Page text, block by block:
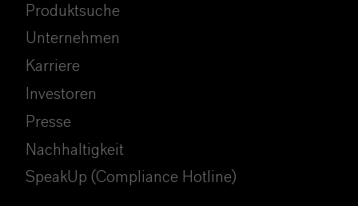
Produktsuche
Unternehmen
Karriere
Investoren
Presse
Nachhaltigkeit
SpeakUp (Compliance Hotline)